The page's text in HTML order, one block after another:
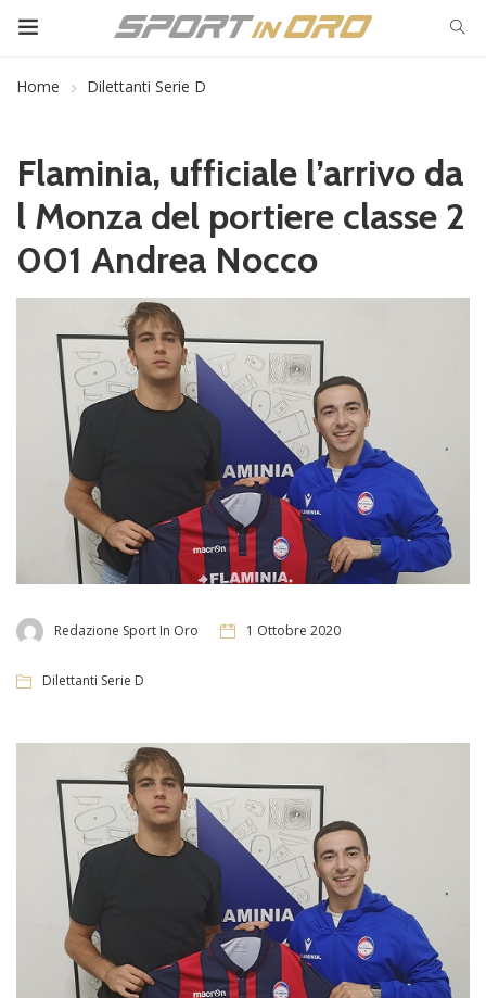
Home Dilettanti Serie D
Flaminia, ufficiale l’arrivo da
l Monza del portiere classe 2
001 Andrea Nocco
Redazione Sport In Oro 1 Ottobre 2020
Dilettanti Serie D